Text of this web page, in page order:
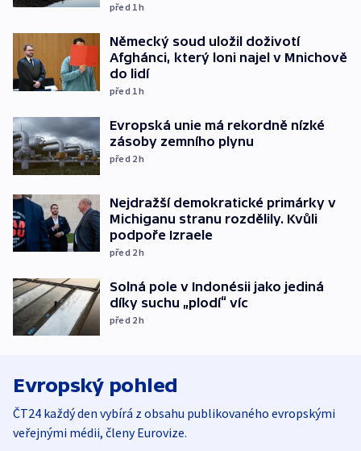
před 1h
Německý soud uložil doživotí
Afghánci, který loni najel v Mnichově
do lidí
před 1h
Evropská unie má rekordně nízké
zásoby zemního plynu
před 2h
Nejdražší demokratické primárky v
Michiganu stranu rozdělily. Kvůli
podpoře Izraele
před 2h
Solná pole v Indonésii jako jediná
díky suchu „plodí“ víc
před 2h
Evropský pohled
ČT24 každý den vybírá z obsahu publikovaného evropskými
veřejnými médii, členy Eurovize.